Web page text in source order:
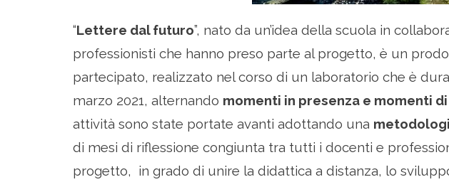
“Lettere dal futuro”, nato da un’idea della scuola in
professionisti che hanno preso parte al progetto, è un
partecipato, realizzato nel corso di un laboratorio che è
marzo 2021, alternando momenti in presenza e momenti
attività sono state portate avanti adottando una
di mesi di riflessione congiunta tra tutti i docenti e
progetto, in grado di unire la didattica a distanza, lo